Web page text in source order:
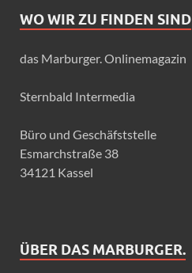
WO WIR ZU FINDEN SIND
das Marburger. Onlinemagazin
Sternbald Intermedia
Büro und Geschäfststelle
Esmarchstraße 38
34121 Kassel
ÜBER DAS MARBURGER.